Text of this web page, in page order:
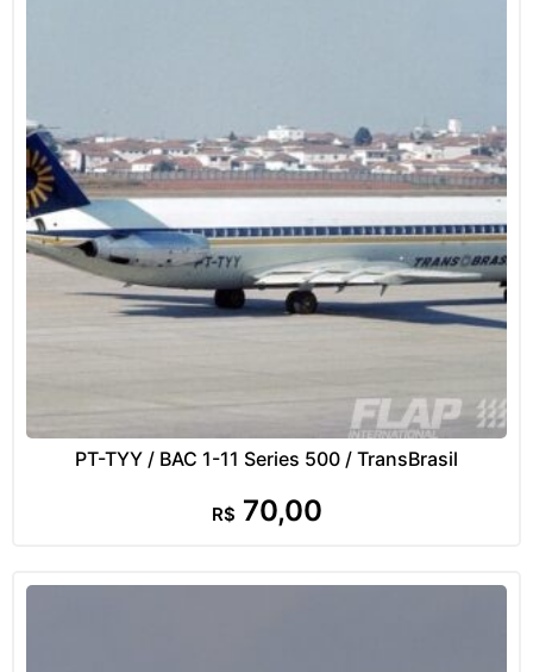
PT-TYY / BAC 1-11 Series 500 / TransBrasil
R$ 70,00